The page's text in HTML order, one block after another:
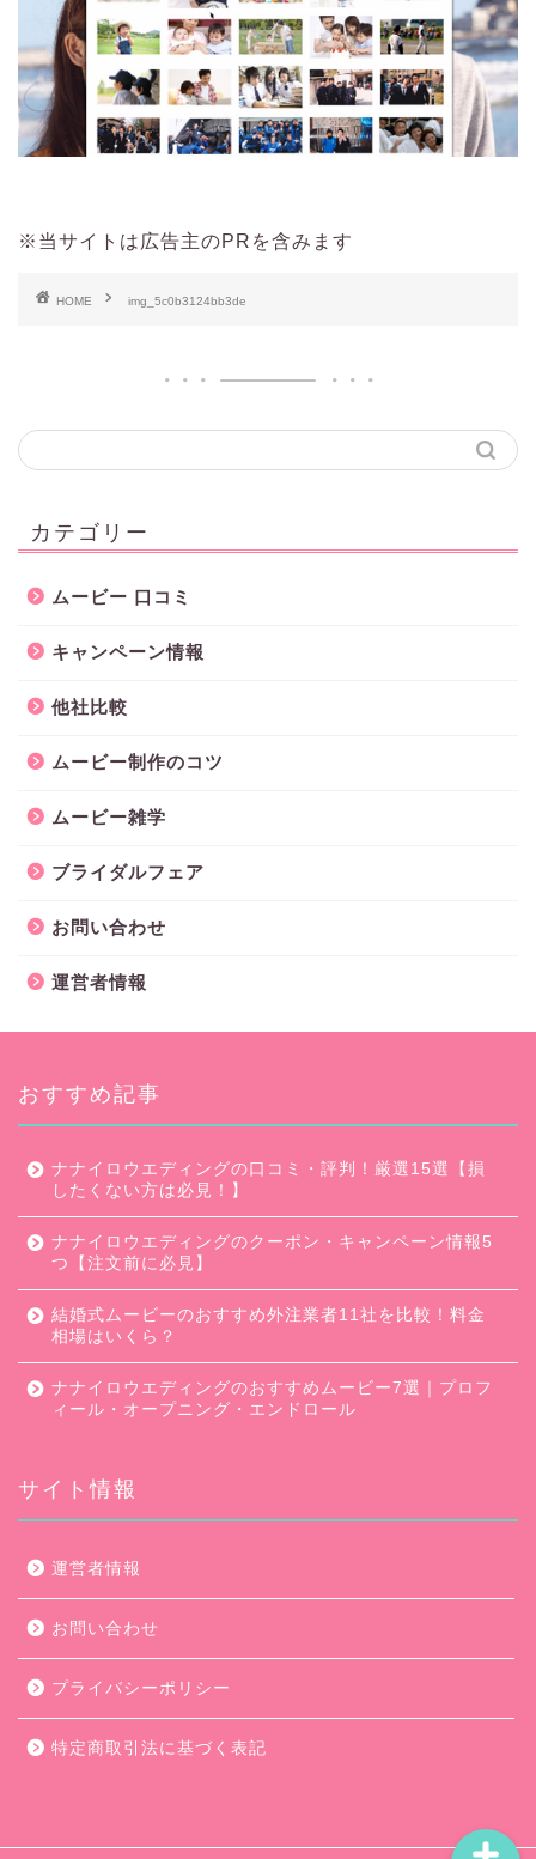
※当サイトは広告主のPRを含みます
HOME img_5c0b3124bb3de
カテゴリー
ムービー 口コミ
キャンペーン情報
他社比較
ムービー制作のコツ
ムービー雑学
ブライダルフェア
お問い合わせ
運営者情報
おすすめ記事
ナナイロウエディングの口コミ・評判！厳選15選【損
したくない方は必見！】
ナナイロウエディングのクーポン・キャンペーン情報5
つ【注文前に必見】
結婚式ムービーのおすすめ外注業者11社を比較！料金
相場はいくら？
ナナイロウエディングのおすすめムービー7選｜プロフ
ィール・オープニング・エンドロール
サイト情報
運営者情報
お問い合わせ
プライバシーポリシー
特定商取引法に基づく表記ムービー制作のコツ